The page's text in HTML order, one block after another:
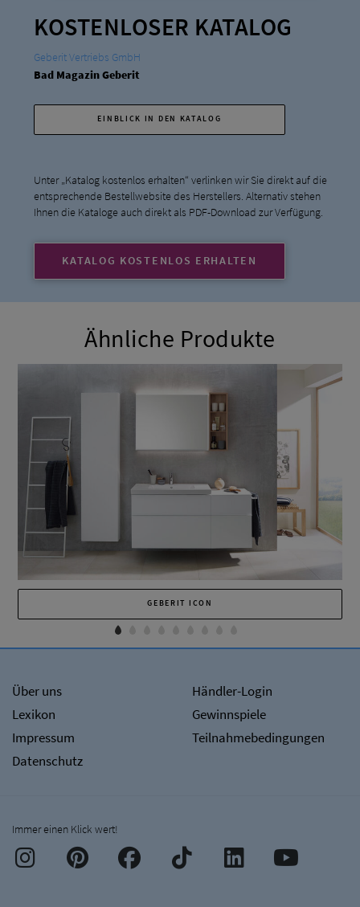
KOSTENLOSER KATALOG
Geberit Vertriebs GmbH
Bad Magazin Geberit
EINBLICK IN DEN KATALOG
Unter „Katalog kostenlos erhalten“ verlinken wir Sie direkt auf die
entsprechende Bestellwebsite des Herstellers. Alternativ stehen
Ihnen die Kataloge auch direkt als PDF-Download zur Verfügung.
KATALOG KOSTENLOS ERHALTEN
Ähnliche Produkte
GEBERIT ICON
Über uns
Lexikon
Impressum
Datenschutz
Händler-Login
Gewinnspiele
Teilnahmebedingungen
Immer einen Klick wert!